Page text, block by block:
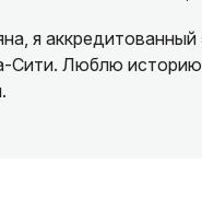
я
Сити. Люблю